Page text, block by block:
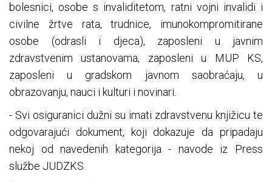
bolesnici, osobe s invaliditetom, ratni vojni invalidi i
civilne žrtve rata, trudnice, imunokompromitirane
osobe (odrasli i djeca), zaposleni u javnim
zdravstvenim ustanovama, zaposleni u MUP KS,
zaposleni u gradskom javnom saobraćaju, u
obrazovanju, nauci i kulturi i novinari.
- Svi osiguranici dužni su imati zdravstvenu knjižicu te
odgovarajući dokument, koji dokazuje da pripadaju
nekoj od navedenih kategorija - navode iz Press
službe JUDZKS.